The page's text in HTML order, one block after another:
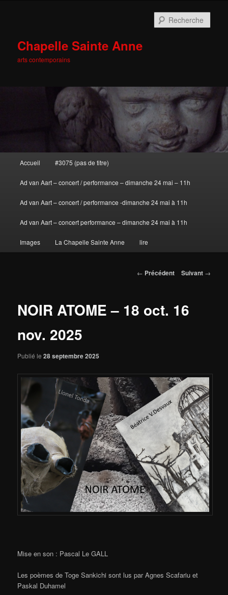
Chapelle Sainte Anne
arts contemporains
Aller au contenu principal
Aller au contenu secondaire
Accueil #3075 (pas de titre)
Ad van Aart – concert / performance – dimanche 24 mai – 11h
Ad van Aart – concert / performance -dimanche 24 mai à 11h
Ad van Aart – concert performance – dimanche 24 mai à 11h
Images La Chapelle Sainte Anne lire
Navigation des articles
← Précédent Suivant →
NOIR ATOME – 18 oct. 16
nov. 2025
Publié le28 septembre 2025
Mise en son : Pascal Le GALL
Les poèmes de Toge Sankichi sont lus par Agnes Scafariu et
Paskal Duhamel